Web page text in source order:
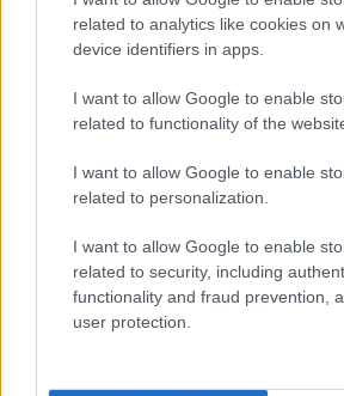
related to analytics like cookies on
device identifiers in apps.
I want to allow Google to enable
related to functionality of the
I want to allow Google to enable
related to personalization.
I want to allow Google to enable
related to security, including
functionality and fraud prevention,
user protection.
Feliratkozom a hírlevélre és
szabályzatot!